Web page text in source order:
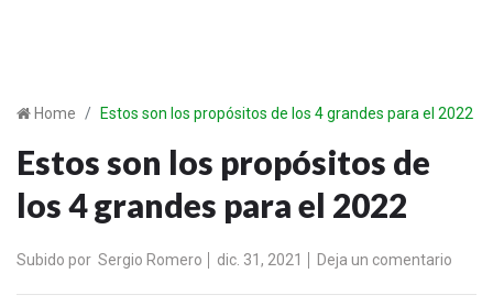
Home Estos son los propósitos de los 4 grandes para el 2022
Estos son los propósitos de
los 4 grandes para el 2022
Subido por Sergio Romero dic. 31, 2021 Deja un comentario